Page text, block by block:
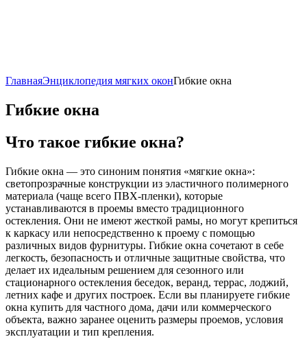
ГлавнаяЭнциклопедия мягких оконГибкие окна
Гибкие окна
Что такое гибкие окна?
Гибкие окна — это синоним понятия «мягкие окна»:
светопрозрачные конструкции из эластичного полимерного
материала (чаще всего ПВХ-пленки), которые
устанавливаются в проемы вместо традиционного
остекления. Они не имеют жесткой рамы, но могут крепиться
к каркасу или непосредственно к проему с помощью
различных видов фурнитуры. Гибкие окна сочетают в себе
легкость, безопасность и отличные защитные свойства, что
делает их идеальным решением для сезонного или
стационарного остекления беседок, веранд, террас, лоджий,
летних кафе и других построек. Если вы планируете гибкие
окна купить для частного дома, дачи или коммерческого
объекта, важно заранее оценить размеры проемов, условия
эксплуатации и тип крепления.